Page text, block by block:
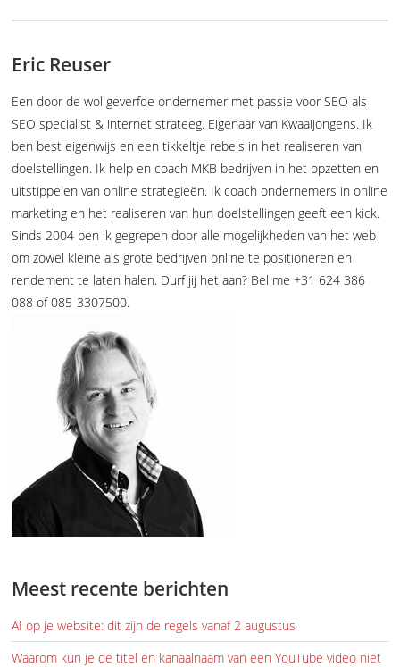
Eric Reuser
Een door de wol geverfde ondernemer met passie voor SEO als
SEO specialist & internet strateeg. Eigenaar van Kwaaijongens. Ik
ben best eigenwijs en een tikkeltje rebels in het realiseren van
doelstellingen. Ik help en coach MKB bedrijven in het opzetten en
uitstippelen van online strategieën. Ik coach ondernemers in online
marketing en het realiseren van hun doelstellingen geeft een kick.
Sinds 2004 ben ik gegrepen door alle mogelijkheden van het web
om zowel kleine als grote bedrijven online te positioneren en
rendement te laten halen. Durf jij het aan? Bel me +31 624 386
088 of 085-3307500.
Meest recente berichten
AI op je website: dit zijn de regels vanaf 2 augustus
Waarom kun je de titel en kanaalnaam van een YouTube video niet